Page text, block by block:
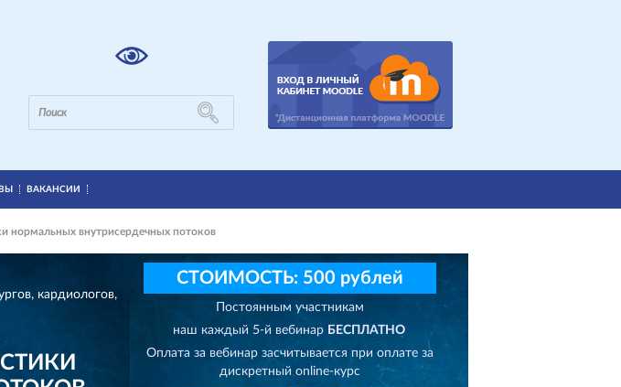
ВАКАНСИИ
нормальных внутрисердечных потоков
кардиологов,
СТОИМОСТЬ: 500 рублей
Постоянным участникам
наш каждый 5-й вебинар БЕСПЛАТНО
Оплата за вебинар засчитывается при оплате за
дискретный online-курс